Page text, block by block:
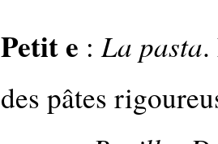
Petit e :La pasta.
des pâtes